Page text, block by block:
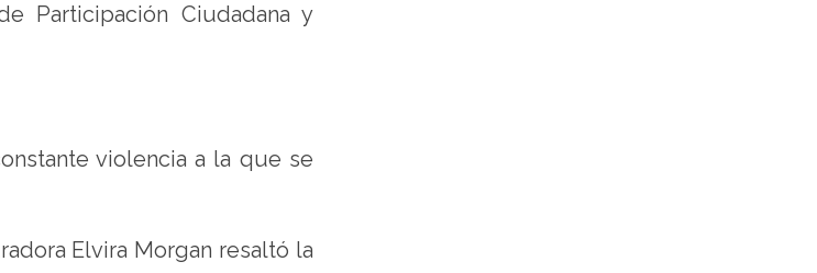
Participación Ciudadana y
violencia a la que se
Elvira Morgan resaltó la